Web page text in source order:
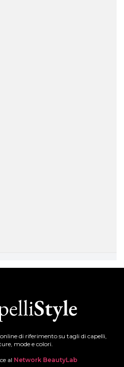
di riferimento su tagli di capelli,
mode e colori.
al Network BeautyLab